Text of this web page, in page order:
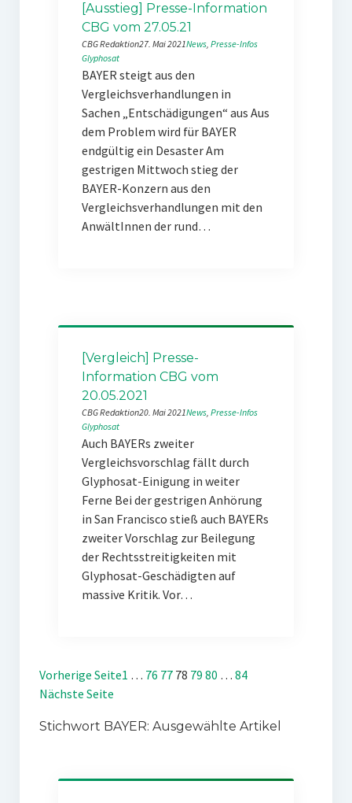
[Ausstieg] Presse-Information
CBG vom 27.05.21
CBG Redaktion27. Mai 2021News, Presse-Infos
Glyphosat
BAYER steigt aus den
Vergleichsverhandlungen in
Sachen „Entschädigungen“ aus Aus
dem Problem wird für BAYER
endgültig ein Desaster Am
gestrigen Mittwoch stieg der
BAYER-Konzern aus den
Vergleichsverhandlungen mit den
AnwältInnen der rund…
[Vergleich] Presse-
Information CBG vom
20.05.2021
CBG Redaktion20. Mai 2021News, Presse-Infos
Glyphosat
Auch BAYERs zweiter
Vergleichsvorschlag fällt durch
Glyphosat-Einigung in weiter
Ferne Bei der gestrigen Anhörung
in San Francisco stieß auch BAYERs
zweiter Vorschlag zur Beilegung
der Rechtsstreitigkeiten mit
Glyphosat-Geschädigten auf
massive Kritik. Vor…
Vorherige Seite1 … 76 77 78 79 80 … 84
Nächste Seite
Stichwort BAYER: Ausgewählte Artikel